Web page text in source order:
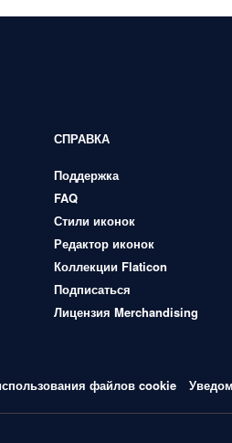
СПРАВКА
Поддержка
FAQ
Стили иконок
Редактор иконок
Коллекции Flaticon
Подписаться
Лицензия Merchandising
файлов cookie